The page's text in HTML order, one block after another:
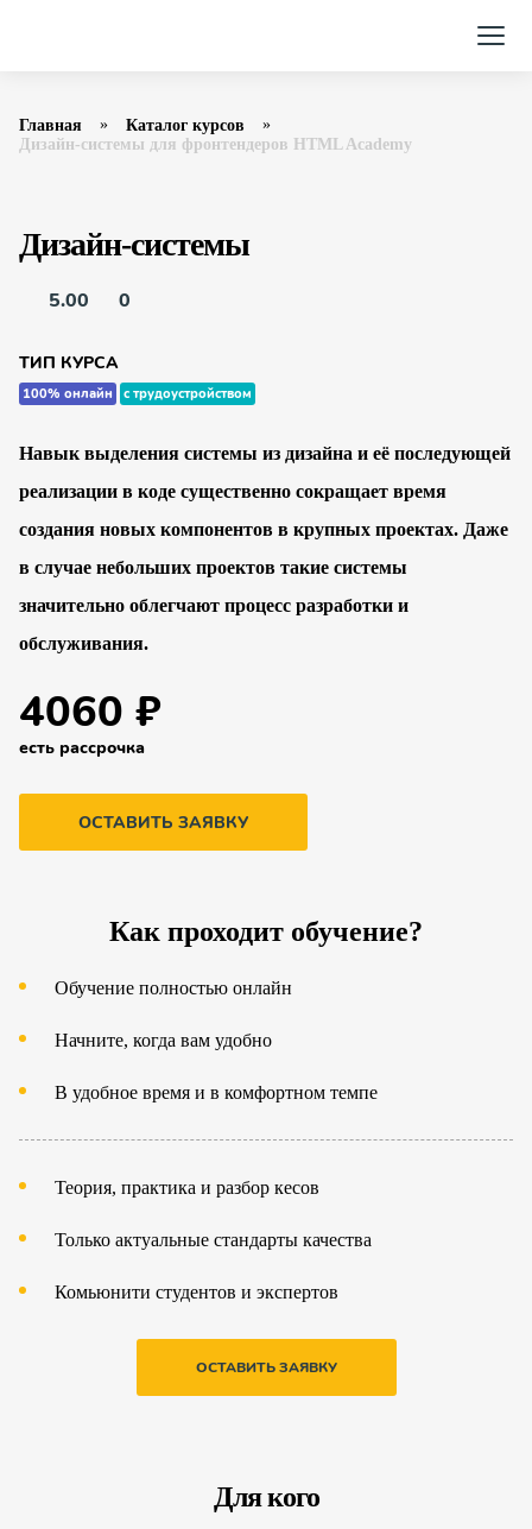
Главная
Каталог курсов
Дизайн-системы для фронтендеров HTML Academy
Дизайн-системы
5.00 0
ТИП КУРСА
100% онлайн с трудоустройством
Навык выделения системы из дизайна и её последующей
реализации в коде существенно сокращает время
создания новых компонентов в крупных проектах. Даже
в случае небольших проектов такие системы
значительно облегчают процесс разработки и
обслуживания.
4060 ₽
есть рассрочка
ОСТАВИТЬ ЗАЯВКУ
Как проходит обучение?
Обучение полностью онлайн
Начните, когда вам удобно
В удобное время и в комфортном темпе
Теория, практика и разбор кесов
Только актуальные стандарты качества
Комьюнити студентов и экспертов
ОСТАВИТЬ ЗАЯВКУ
Для кого